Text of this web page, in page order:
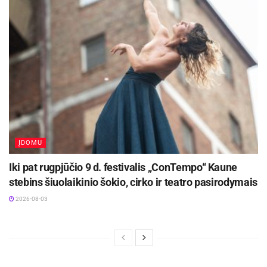
„Būtent šiuose sudėtingesniuose maršrutuose
žmonės dažniausiai praranda asmeninius
daiktus ir patiria traumas. Visada
rekomenduojame naudoti vandeniui atsparius
dėklus, jei įmanoma, apskritai apsiriboti kuo
mažesniu daiktų kiekiu bei elgtis ypač
atsakingai“, – pabrėžia jis.
Pasak draudimo bendrovės „Balcia Insurance SE“
Lietuvos filialo produktų vadovo Andriaus
Dambrausko, aktyviam laisvalaikiui būtina
ĮDOMU
Iki pat rugpjūčio 9 d. festivalis „ConTempo“ Kaune
stebins šiuolaikinio šokio, cirko ir teatro pasirodymais
2026-08-03